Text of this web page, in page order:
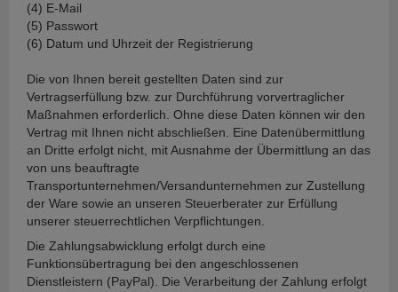
(4) E-Mail
(5) Passwort
(6) Datum und Uhrzeit der Registrierung
Die von Ihnen bereit gestellten Daten sind zur
Vertragserfüllung bzw. zur Durchführung vorvertraglicher
Maßnahmen erforderlich. Ohne diese Daten können wir den
Vertrag mit Ihnen nicht abschließen. Eine Datenübermittlung
an Dritte erfolgt nicht, mit Ausnahme der Übermittlung an das
von uns beauftragte
Transportunternehmen/Versandunternehmen zur Zustellung
der Ware sowie an unseren Steuerberater zur Erfüllung
unserer steuerrechtlichen Verpflichtungen.
Die Zahlungsabwicklung erfolgt durch eine
Funktionsübertragung bei den angeschlossenen
Dienstleistern (PayPal). Die Verarbeitung der Zahlung erfolgt